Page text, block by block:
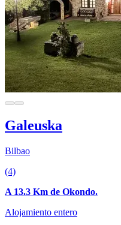
Galeuska
Bilbao
(4)
A 13.3 Km de Okondo.
Alojamiento entero